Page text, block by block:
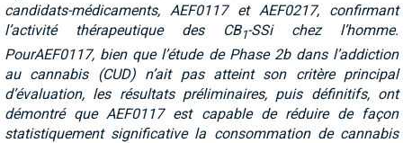
candidats-médicaments, AEF0117 et AEF0217, confirmant
l’activité thérapeutique des CB 1-SSi chez l’homme.
PourAEF0117, bien que l’étude de Phase 2b dans l’addiction
au cannabis (CUD) n’ait pas atteint son critère principal
d’évaluation, les résultats préliminaires, puis définitifs, ont
démontré que AEF0117 est capable de réduire de façon
statistiquement significative la consommation de cannabis